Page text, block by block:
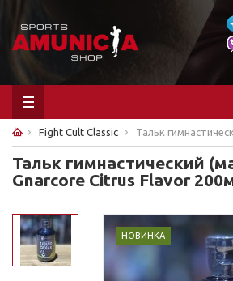
Fight Cult Classic Тальк
Тальк гимнастический
Gnarcore Citrus Flavor
НОВИНКА